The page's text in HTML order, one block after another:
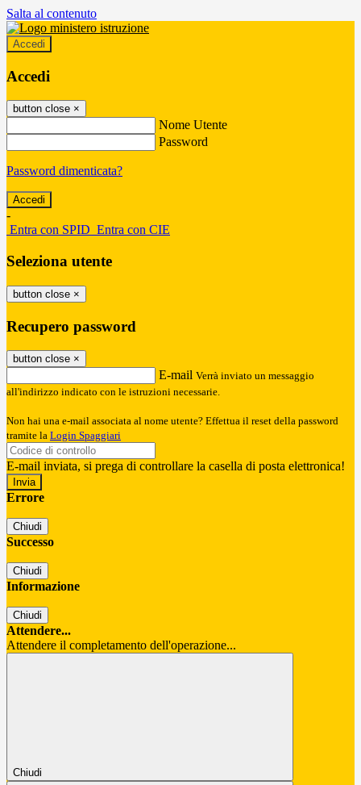
Salta al contenuto
Accedi
Accedi
button close ×
Nome Utente
Password
Password dimenticata?
-
Entra con SPID Entra con CIE
Seleziona utente
button close ×
Recupero password
button close ×
E-mail Verrà inviato un messaggio
all'indirizzo indicato con le istruzioni necessarie.
Non hai una e-mail associata al nome utente? Effettua il reset della password
tramite la Login Spaggiari
E-mail inviata, si prega di controllare la casella di posta elettronica!
Errore
Chiudi
Successo
Chiudi
Informazione
Chiudi
Attendere...
Attendere il completamento dell'operazione...
Chiudi